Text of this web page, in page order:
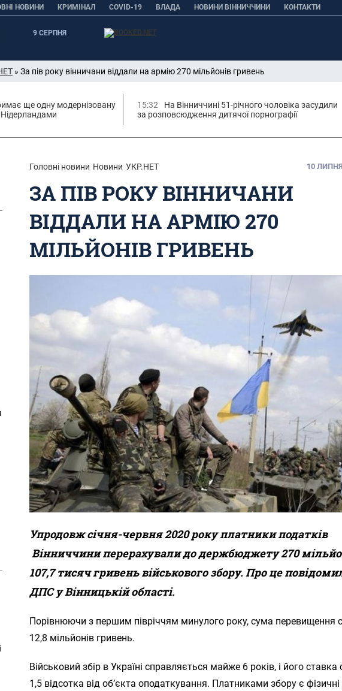
НОВИНИ КРИМІНАЛ COVID-19 ВЛАДА НОВИНИ ВІННИЧЧИНИ КОНТАКТИ
9 СЕРПНЯ
» За пів року вінничани віддали на армію 270 мільйонів гривень
ще одну модернізовану
15:32
На Вінниччині 51-річного чоловіка засудили
за розповсюдження дитячої порнографії
Головні новини Новини УКР.НЕТ 10
ЗА ПІВ РОКУ ВІННИЧАНИ
ВІДДАЛИ НА АРМІЮ 270
МІЛЬЙОНІВ ГРИВЕНЬ
Упродовж січня-червня 2020 року платники податків
Вінниччини перерахували до держбюджету 270
107,7 тисяч гривень військового збору. Про це
ДПС у Вінницькій області.
Порівнюючи з першим півріччям минулого року, сума перевищення
12,8 мільйонів гривень.
Військовий збір в Україні справляється майже 6 років, і його
1,5 відсотка від об’єкта оподаткування. Платниками збору є